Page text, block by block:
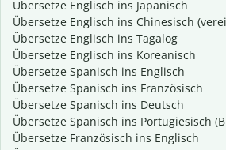
Übersetze Englisch ins Japanisch
Übersetze Englisch ins Chinesisch
Übersetze Englisch ins Tagalog
Übersetze Englisch ins Koreanisch
Übersetze Spanisch ins Englisch
Übersetze Spanisch ins Französisch
Übersetze Spanisch ins Deutsch
Übersetze Spanisch ins Portugiesisch
Übersetze Französisch ins Englisch